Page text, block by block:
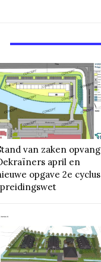
van zaken opvang
april en
opgave 2e cyclus